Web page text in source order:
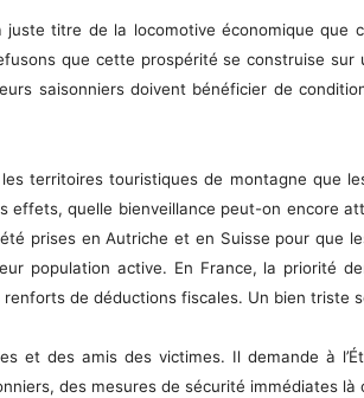
juste titre de la locomotive économique que
que cette prospérité se construise sur
saisonniers doivent bénéficier de
territoires touristiques de montagne que
effets, quelle bienveillance peut-on encore
prises en Autriche et en Suisse pour que
population active. En France, la priorité
de déductions fiscales. Un bien triste
et des amis des victimes. Il demande à
des mesures de sécurité immédiates